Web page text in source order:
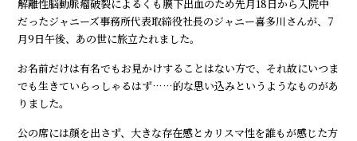
解離性脳動脈瘤破裂によるくも膜下出血のため先月18日から入院中
だったジャニーズ事務所代表取締役社長のジャニー喜多川さんが、7
月9日午後、あの世に旅立たれました。
お名前だけは有名でもお見かけすることはない方で、それ故にいつま
でも生きていらっしゃるはず……的な思い込みというようなものがあ
りました。
公の席には顔を出さず、大きな存在感とカリスマ性を誰もが感じた方